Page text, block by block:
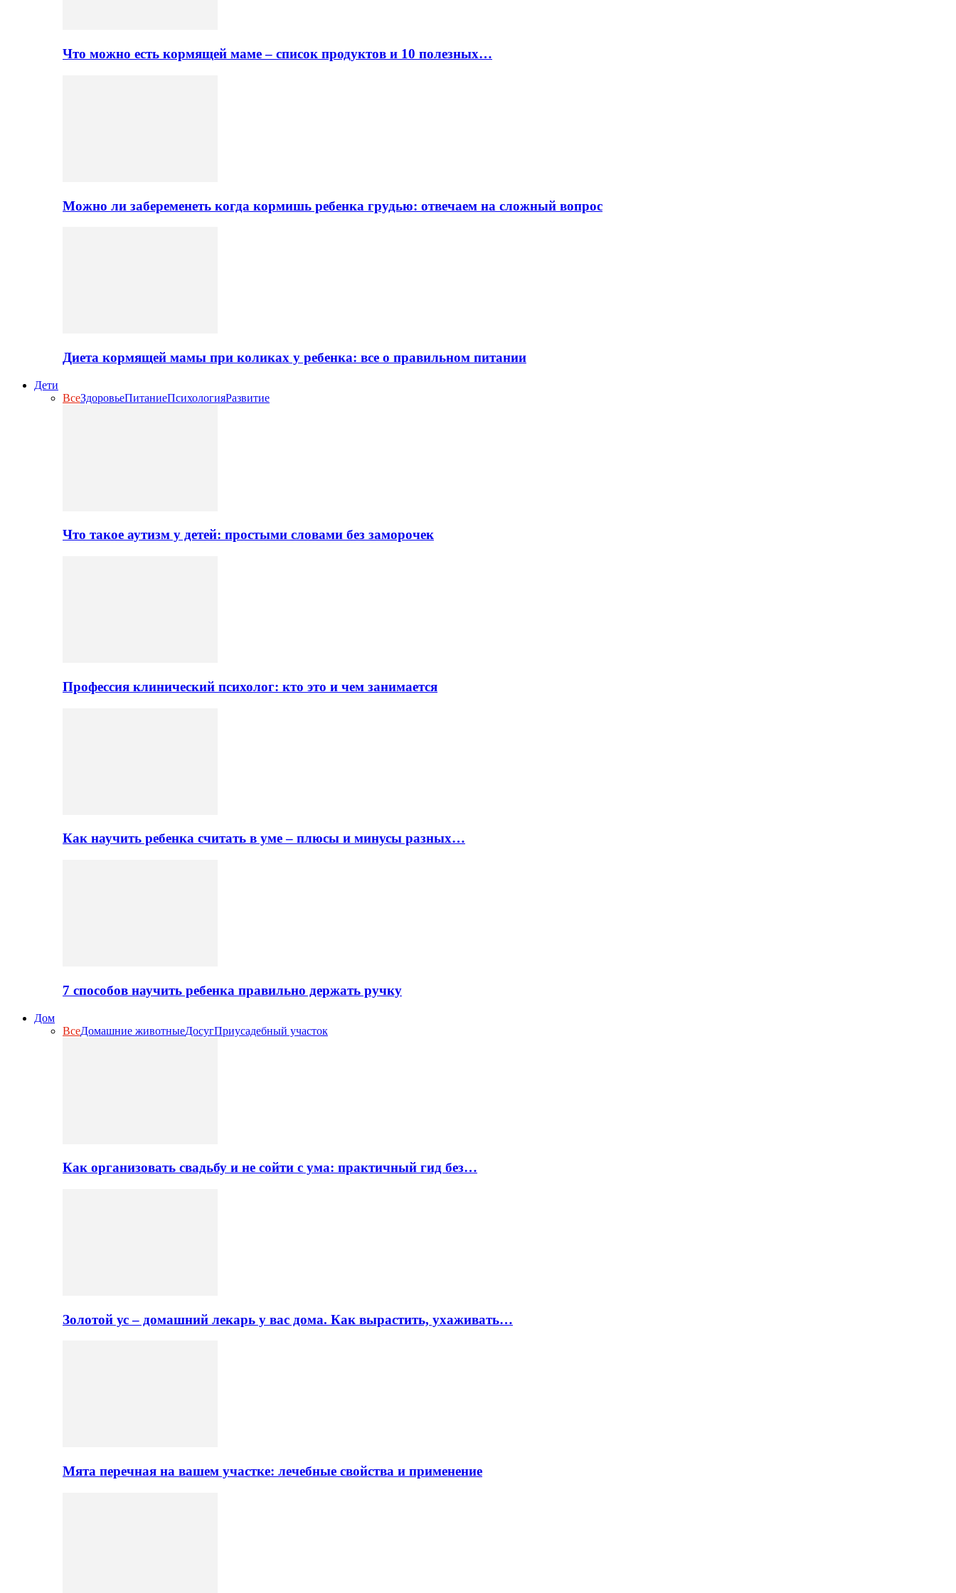
Что можно есть кормящей маме – список продуктов и 10 полезных…
Можно ли забеременеть когда кормишь ребенка грудью: отвечаем на сложный вопрос
Диета кормящей мамы при коликах у ребенка: все о правильном питании
Дети
ВсеЗдоровьеПитаниеПсихологияРазвитие
Что такое аутизм у детей: простыми словами без заморочек
Профессия клинический психолог: кто это и чем занимается
Как научить ребенка считать в уме – плюсы и минусы разных…
7 способов научить ребенка правильно держать ручку
Дом
ВсеДомашние животныеДосугПриусадебный участок
Как организовать свадьбу и не сойти с ума: практичный гид без…
Золотой ус – домашний лекарь у вас дома. Как вырастить, ухаживать…
Мята перечная на вашем участке: лечебные свойства и применение